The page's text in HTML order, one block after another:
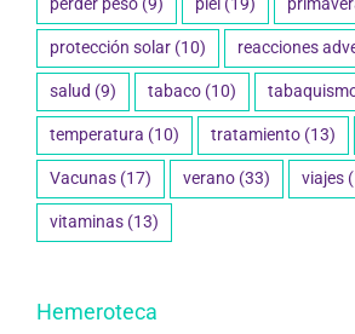
perder peso (9) piel (19)
protección solar (10) reacciones
salud (9) tabaco (10)
temperatura (10) tratamiento (13)
Vacunas (17) verano (33) viajes
vitaminas (13)
Hemeroteca